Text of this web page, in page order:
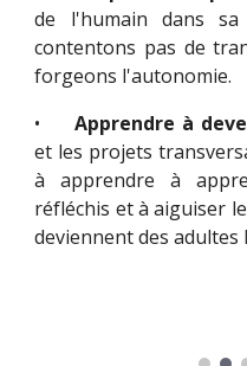
de l'humain dans
contentons pas de
forgeons l'autonomie.
•
Apprendre à
et les projets
à apprendre à
réfléchis et à aiguiser
deviennent des